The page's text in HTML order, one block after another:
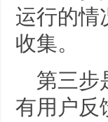
运行的情
收集。
第三步
有用户反